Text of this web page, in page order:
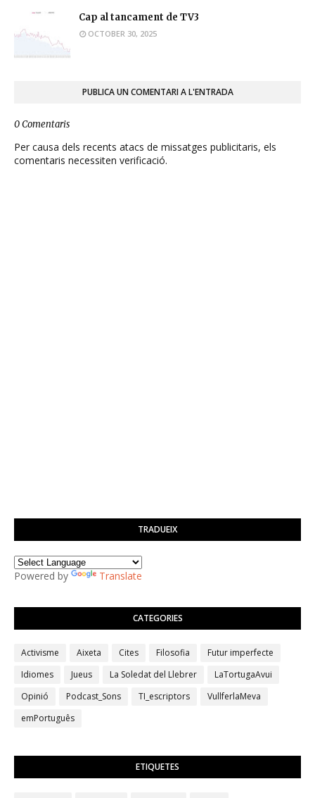
Cap al tancament de TV3
OCTOBER 30, 2025
PUBLICA UN COMENTARI A L'ENTRADA
0 Comentaris
Per causa dels recents atacs de missatges publicitaris, els
comentaris necessiten verificació.
TRADUEIX
Powered by Translate
CATEGORIES
Activisme Aixeta Cites Filosofia
Futur imperfecte
Idiomes
Jueus La Soledat del Llebrer
LaTortugaAvui
Opinió
Podcast_Sons TI_escriptors
VullferlaMeva
emPortuguês
ETIQUETES